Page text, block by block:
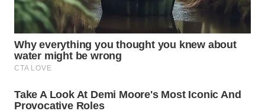
WN
CIANJUR
WN
KEPULAUAN
SERIBU
WN